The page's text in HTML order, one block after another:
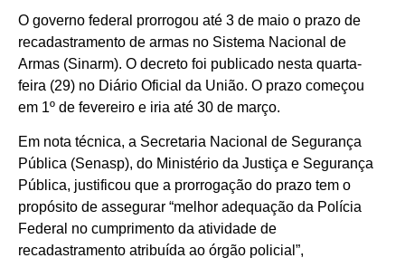
O governo federal prorrogou até 3 de maio o prazo de
recadastramento de armas no Sistema Nacional de
Armas (Sinarm). O decreto foi publicado nesta quarta-
feira (29) no Diário Oficial da União. O prazo começou
em 1º de fevereiro e iria até 30 de março.
Em nota técnica, a Secretaria Nacional de Segurança
Pública (Senasp), do Ministério da Justiça e Segurança
Pública, justificou que a prorrogação do prazo tem o
propósito de assegurar “melhor adequação da Polícia
Federal no cumprimento da atividade de
recadastramento atribuída ao órgão policial”,